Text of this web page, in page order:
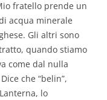
fratello prende un
acqua minerale
Gli altri sono
quando stiamo
come dal nulla
che “belin”,
lo